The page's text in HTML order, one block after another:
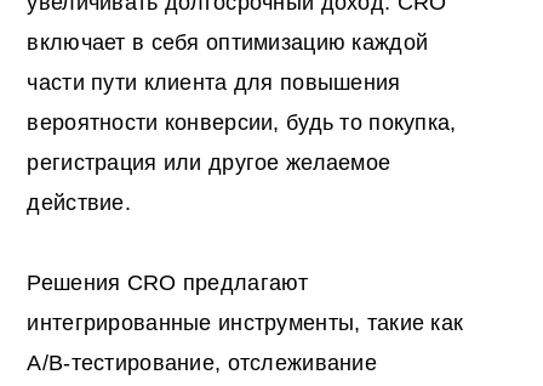
включает в себя оптимизацию каждой
части пути клиента для повышения
вероятности конверсии, будь то покупка,
регистрация или другое желаемое
действие.
Решения CRO предлагают
интегрированные инструменты, такие как
A/B-тестирование, отслеживание